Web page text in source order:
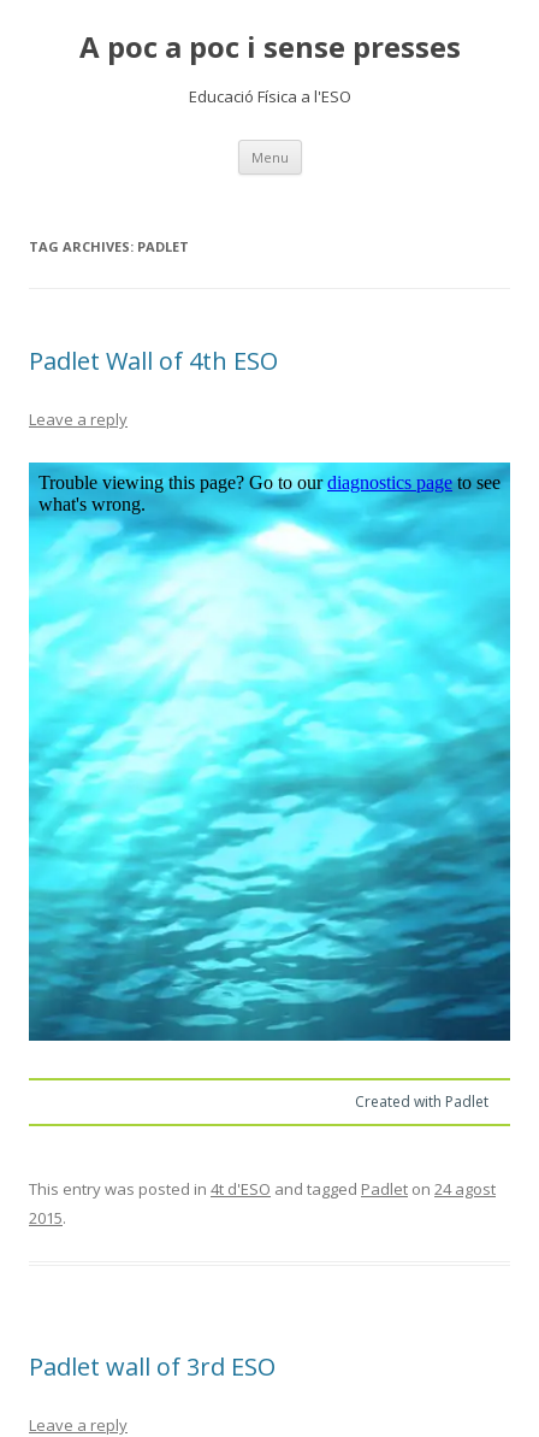
A poc a poc i sense presses
Educació Física a l'ESO
Menu Skip
content
TAG ARCHIVES: PADLET
Padlet Wall of 4th ESO
Leave a reply
Created with Padlet
This entry was posted in 4t d'ESO and tagged Padlet on 24 agost
2015.
Padlet wall of 3rd ESO
Leave a reply